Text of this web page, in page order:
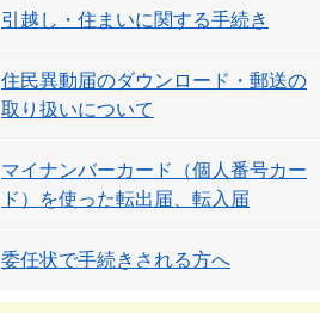
引越し・住まいに関する手続き
住民異動届のダウンロード・郵送の
取り扱いについて
マイナンバーカード（個人番号カー
ド）を使った転出届、転入届
委任状で手続きされる方へ